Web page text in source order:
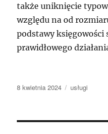
także uniknięcie
względu na od
podstawy księgowości
prawidłowego
Data
8 kwietnia 2024 Kategorie
usługi